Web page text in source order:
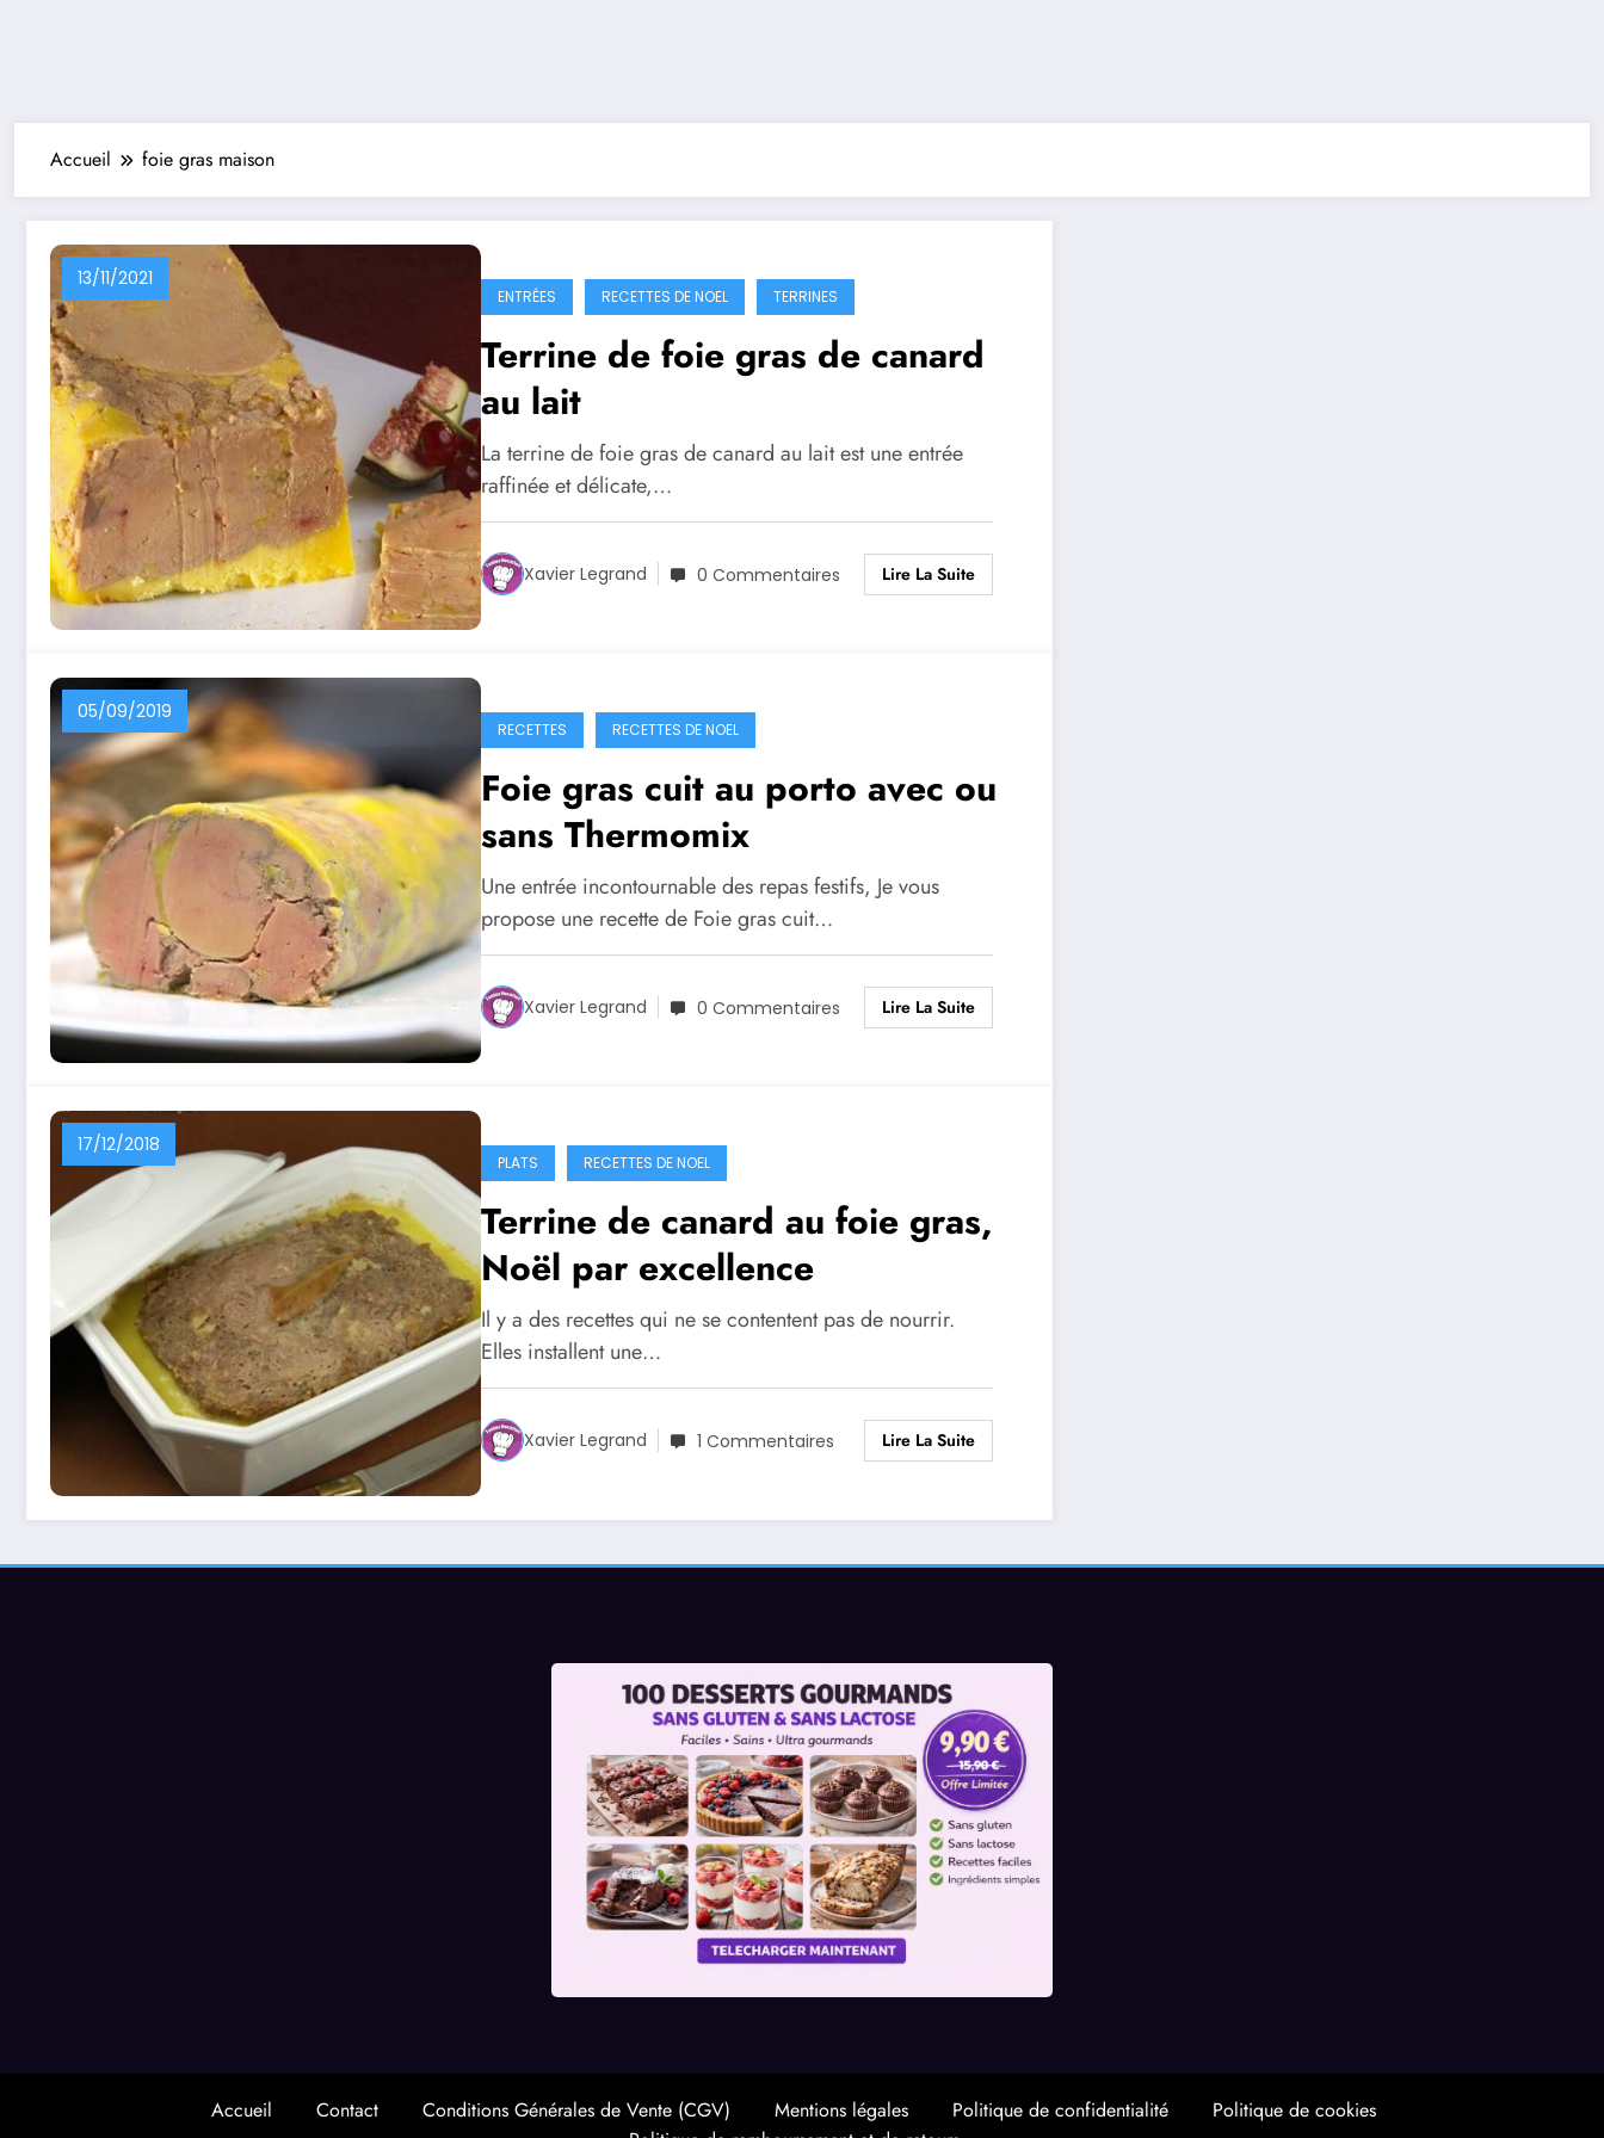
Accueil foie gras maison
13/11/2021
ENTRÉES RECETTES DE NOEL TERRINES
Terrine de foie gras de canard
au lait
La terrine de foie gras de canard au lait est une entrée
raffinée et délicate,…
Xavier Legrand 0 Commentaires Lire La Suite
05/09/2019
RECETTES RECETTES DE NOEL
Foie gras cuit au porto avec ou
sans Thermomix
Une entrée incontournable des repas festifs, Je vous
propose une recette de Foie gras cuit…
Xavier Legrand 0 Commentaires Lire La Suite
17/12/2018
PLATS RECETTES DE NOEL
Terrine de canard au foie gras,
Noël par excellence
Il y a des recettes qui ne se contentent pas de nourrir.
Elles installent une…
Xavier Legrand 1 Commentaires Lire La Suite
Accueil Contact Conditions Générales de Vente (CGV) Mentions légales Politique de confidentialité
Politique de cookies